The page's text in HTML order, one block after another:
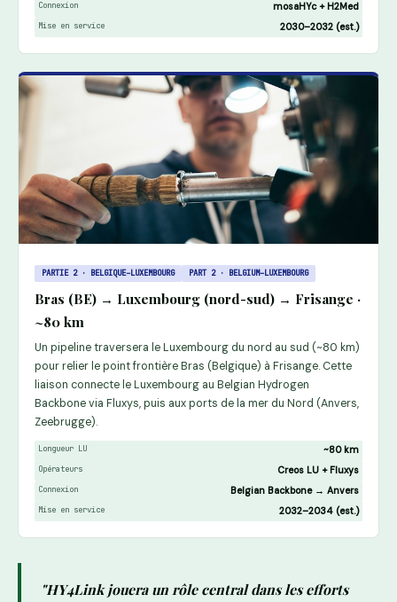
Connexion mosaHYc + H2Med
Mise en service 2030–2032 (est.)
PARTIE 2 · BELGIQUE–LUXEMBOURG PART 2 · BELGIUM–LUXEMBOURG
Bras (BE) → Luxembourg (nord-sud) → Frisange ·
~80 km
Un pipeline traversera le Luxembourg du nord au sud (~80 km)
pour relier le point frontière Bras (Belgique) à Frisange. Cette
liaison connecte le Luxembourg au Belgian Hydrogen
Backbone via Fluxys, puis aux ports de la mer du Nord (Anvers,
Zeebrugge).
Longueur LU ~80 km
Opérateurs Creos LU + Fluxys
Connexion Belgian Backbone → Anvers
Mise en service 2032–2034 (est.)
"HY4Link jouera un rôle central dans les efforts